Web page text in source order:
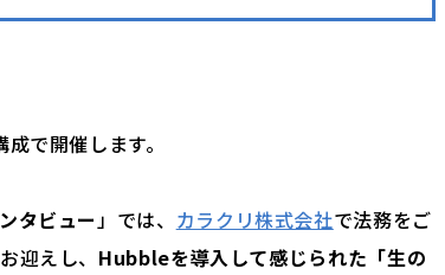
で開催します。
タビュー」では、 カラクリ株式会社で法務をご
迎えし、 Hubbleを導入して感じられた「生の